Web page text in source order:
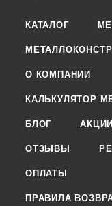
КАТАЛОГ
О КОМПАНИИ
КАЛЬКУЛЯТОР
БЛОГ АКЦИИ
ОТЗЫВЫ
ОПЛАТЫ
ПРАВИЛА